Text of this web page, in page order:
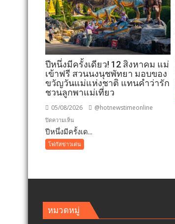
ปีหนึ่งมีครั้งเดียว! 12 สิงหาคม แม่
เข้าฟรี สวนนงนุชพัทยา มอบของ
ขวัญวันแม่แห่งชาติ แทนคำว่ารัก
ชวนลูกพาแม่เที่ยว
05/08/2026 @hotnewstimeonline
ปิดความเห็น
ปี
หนึ่ง
มี
แม่
เข้า
ปีหนึ่งมีครั้งเด...
โฟกัสข่าวเด่น
หมวดหมู่